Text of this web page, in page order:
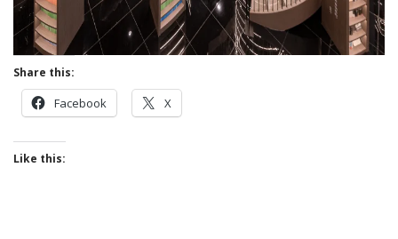
Share this:
Facebook X
Like this: